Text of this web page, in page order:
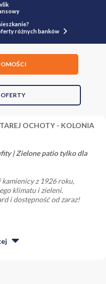
różnych banków
OCHOTY - KOLONIA
| Zielone patio tylko dla
z 1926 roku,
klimatu i zieleni.
i dostępność od zaraz!